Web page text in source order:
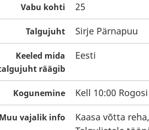
Vabu kohti 25
Talgujuht Sirje Pärnapuu
Keeled mida
räägib
Eesti
Kogunemine Kell 10:00
Muu vajalik info
Kaasa võtta